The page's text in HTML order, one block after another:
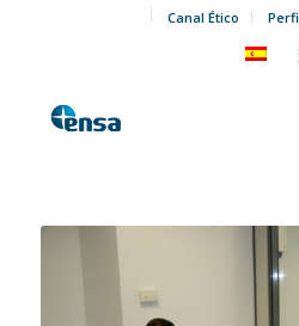
Canal Ético